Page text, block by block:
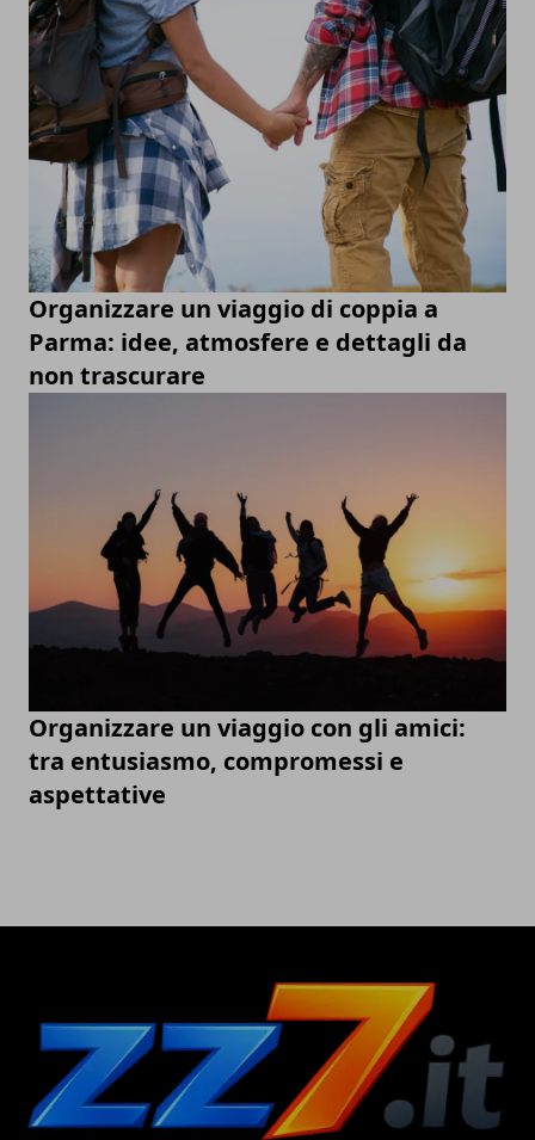
Organizzare un viaggio di coppia a
Parma: idee, atmosfere e dettagli da
non trascurare
Organizzare un viaggio con gli amici:
tra entusiasmo, compromessi e
aspettative